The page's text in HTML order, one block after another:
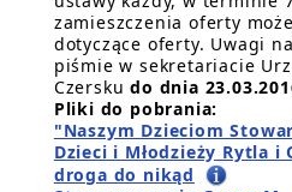
zamieszczenia oferty
dotyczące oferty. Uwagi
piśmie w sekretariacie
Czerskudo dnia
Pliki do pobrania:
"Naszym Dzieciom
Dzieci i Młodzieży Rytla
droga do nikąd